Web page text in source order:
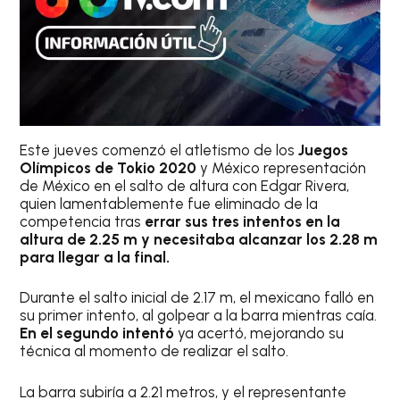
Este jueves comenzó el atletismo de losJuegos
Olímpicos de Tokio 2020 y México representación
de México en el salto de altura con Edgar Rivera,
quien lamentablemente fue eliminado de la
competencia tras errar sus tres intentos en la
altura de 2.25 m y necesitaba alcanzar los 2.28 m
para llegar a la final.
Durante el salto inicial de 2.17 m, el mexicano falló en
su primer intento, al golpear a la barra mientras caía.
En el segundo intentóya acertó, mejorando su
técnica al momento de realizar el salto.
La barra subiría a 2.21 metros, y el representante